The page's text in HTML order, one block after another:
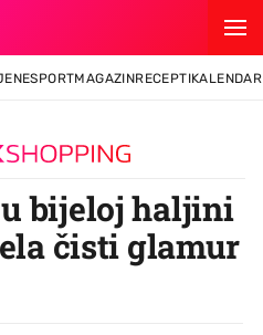
SPORTMAGAZINRECEPTIKALENDAR
bijeloj haljini
čisti glamur